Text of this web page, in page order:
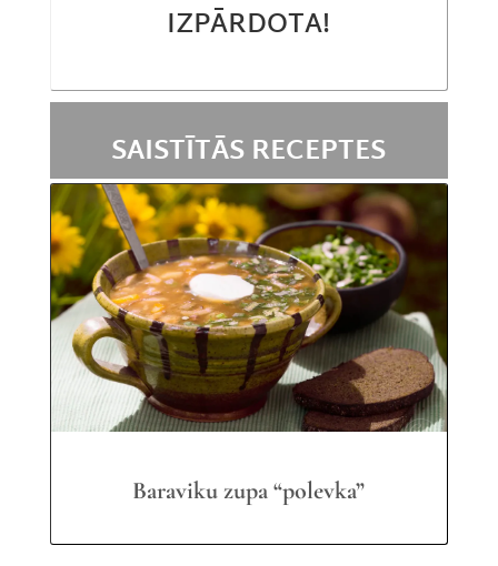
IZPĀRDOTA!
SAISTĪTĀS RECEPTES
Baraviku zupa “polevka”